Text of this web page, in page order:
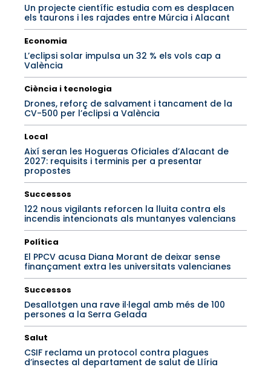
Un projecte científic estudia com es desplacen
els taurons i les rajades entre Múrcia i Alacant
Economia
L’eclipsi solar impulsa un 32 % els vols cap a
València
Ciència i tecnologia
Drones, reforç de salvament i tancament de la
CV-500 per l’eclipsi a València
Local
Així seran les Hogueras Oficiales d’Alacant de
2027: requisits i terminis per a presentar
propostes
Successos
122 nous vigilants reforcen la lluita contra els
incendis intencionats als muntanyes valencians
Política
El PPCV acusa Diana Morant de deixar sense
finançament extra les universitats valencianes
Successos
Desallotgen una rave il·legal amb més de 100
persones a la Serra Gelada
Salut
CSIF reclama un protocol contra plagues
d’insectes al departament de salut de Llíria